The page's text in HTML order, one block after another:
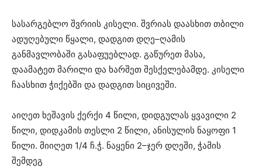
სასარგებლო შვრიის კისელი. შვრიას დაასხით თბილი
ადუღებული წყალი, დადგით დღე–ღამის
განმავლობაში გასაფუებლად. გაწურეთ მასა,
დაამატეთ მარილი და ხარშეთ შესქელებამდე. კისელი
ჩაასხით ჭიქებში და დადგით სიცივეში.
აიღეთ ხეშავის ქერქი 4 წილი, დიდგულას ყვავილი 2
წილი, დიდკამის თესლი 2 წილი, ანისულის ნაყოფი 1
წილი. მიიღეთ 1/4 ჩ.ჭ. ნაყენი 2–ჯერ დღეში, ჭამის
შემდეგ